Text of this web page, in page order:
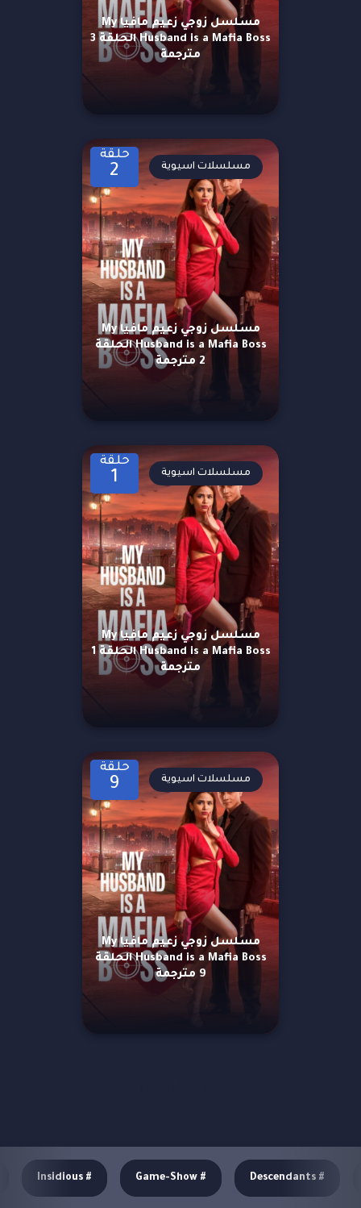
مسلسل زوجي زعيم مافيا My
Husband is a Mafia Boss الحلقة 3
مترجمة
حلقة
2
مسلسل زوجي زعيم مافيا My
Husband is a Mafia Boss الحلقة
2 مترجمة
مسلسلات اسيوية
حلقة
1
مسلسل زوجي زعيم مافيا My
Husband is a Mafia Boss الحلقة 1
مترجمة
مسلسلات اسيوية
حلقة
9
مسلسل زوجي زعيم مافيا My
Husband is a Mafia Boss الحلقة
9 مترجمة
مسلسلات اسيوية
#
Descendants
#
Game-Show
#
Insidious